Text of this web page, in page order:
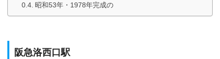
昭和53年・1978年完成の
阪急洛西口駅